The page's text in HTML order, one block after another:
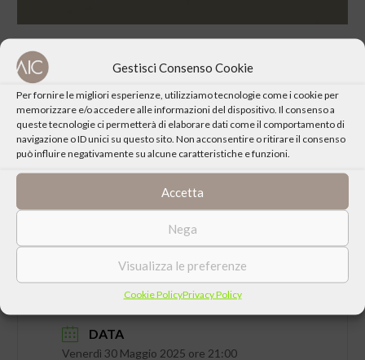
Gestisci Consenso Cookie
Per fornire le migliori esperienze, utilizziamo tecnologie come i cookie per
memorizzare e/o accedere alle informazioni del dispositivo. Il consenso a
queste tecnologie ci permetterà di elaborare dati come il comportamento di
navigazione o ID unici su questo sito. Non acconsentire o ritirare il consenso
può influire negativamente su alcune caratteristiche e funzioni.
Accetta
Nega
Visualizza le preferenze
Cookie PolicyPrivacy Policy
CONDIVIDI QUESTO EVENTO
DATA
Venerdì 30 Maggio 2025 ore 21:00